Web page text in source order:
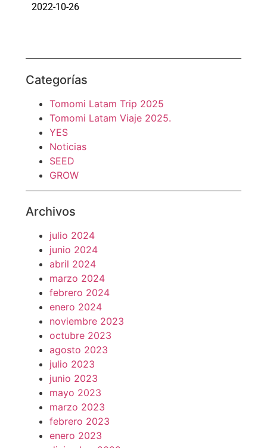
2022-10-26
Categorías
Tomomi Latam Trip 2025
Tomomi Latam Viaje 2025.
YES
Noticias
SEED
GROW
Archivos
julio 2024
junio 2024
abril 2024
marzo 2024
febrero 2024
enero 2024
noviembre 2023
octubre 2023
agosto 2023
julio 2023
junio 2023
mayo 2023
marzo 2023
febrero 2023
enero 2023